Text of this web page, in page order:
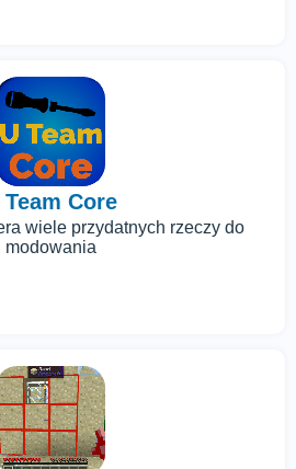
Team Core
wiele przydatnych rzeczy do
modowania